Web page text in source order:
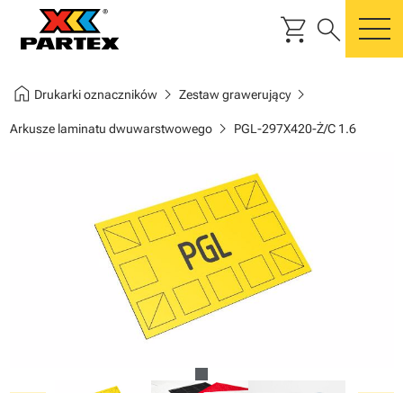
shopping_cart search
home Drukarki oznacznikówchevron_right Zestaw grawerującychevron_right
Arkusze laminatu dwuwarstwowegochevron_right PGL-297X420-Ż/C 1.6